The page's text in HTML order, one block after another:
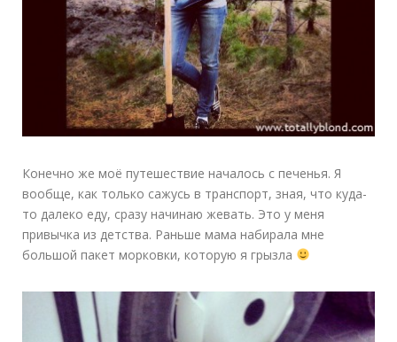
Конечно же моё путешествие началось с печенья. Я
вообще, как только сажусь в транспорт, зная, что куда-
то далеко еду, сразу начинаю жевать. Это у меня
привычка из детства. Раньше мама набирала мне
большой пакет морковки, которую я грызла